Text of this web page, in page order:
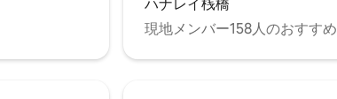
ハナレイ桟橋
現地メンバー158人のおすすめ